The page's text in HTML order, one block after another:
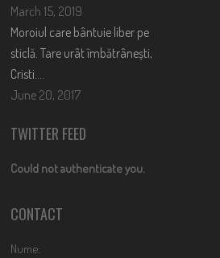
March 15, 2019
Moroiul care bântuie liber pe
sticlă. Tare urât îmbătrânești,
Cristi….
June 20, 2017
TWITTER FEED
Could not authenticate you.
CONTACT
Nume: